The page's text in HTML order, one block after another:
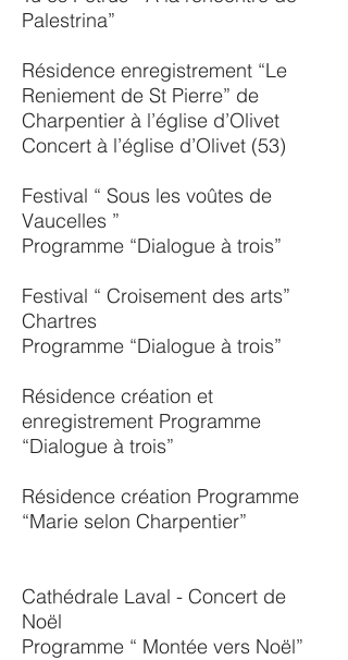
Palestrina”
Résidence enregistrement “Le
Reniement de St Pierre” de
Charpentier à l’église d’Olivet
Concert à l’église d’Olivet (53)
Festival “ Sous les voûtes de
Vaucelles ”
Programme “Dialogue à trois”
Festival “ Croisement des arts”
Chartres
Programme “Dialogue à trois”
Résidence création et
enregistrement Programme
“Dialogue à trois”
Résidence création Programme
“Marie selon Charpentier”
Cathédrale Laval - Concert de
Noël
Programme “ Montée vers Noël”